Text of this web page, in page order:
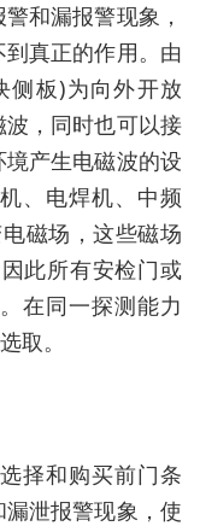
和漏报警现象，
真正的作用。由
侧板)为向外开放
，同时也可以接
产生电磁波的设
、电焊机、中频
磁场，这些磁场
此所有安检门或
在同一探测能力
取。
择和购买前门条
泄报警现象，使